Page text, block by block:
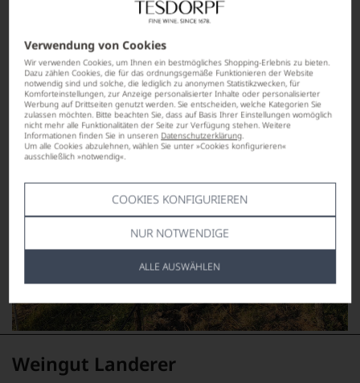
Verwendung von Cookies
Wir verwenden Cookies, um Ihnen ein bestmögliches Shopping-Erlebnis zu bieten.
Dazu zählen Cookies, die für das ordnungsgemäße Funktionieren der Website
notwendig sind und solche, die lediglich zu anonymen Statistikzwecken, für
Komforteinstellungen, zur Anzeige personalisierter Inhalte oder personalisierter
Werbung auf Drittseiten genutzt werden. Sie entscheiden, welche Kategorien Sie
zulassen möchten. Bitte beachten Sie, dass auf Basis Ihrer Einstellungen womöglich
nicht mehr alle Funktionalitäten der Seite zur Verfügung stehen. Weitere
Informationen finden Sie in unseren Datenschutzerklärung.
Um alle Cookies abzulehnen, wählen Sie unter »Cookies konfigurieren«
ausschließlich »notwendig«.
COOKIES KONFIGURIEREN
NUR NOTWENDIGE
ALLE AUSWÄHLEN
Weingut Landerer